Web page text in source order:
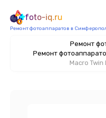
foto-iq.ru
Ремонт фотоаппаратов в
Ремонт
Ремонт
Macro Twin